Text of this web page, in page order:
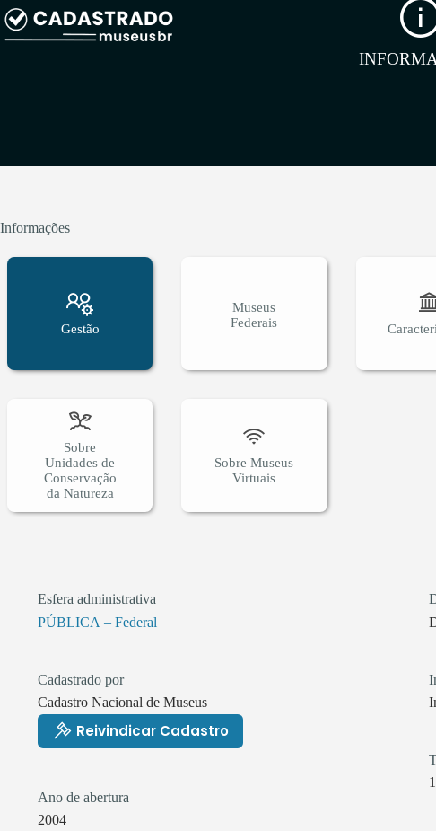
Informações
Gestão
Esfera administrativa
PÚBLICA – Federal
Cadastrado por
Cadastro Nacional de Museus
Reivindicar Cadastro
Ano de abertura
2004
Museus
Federais
Sobre
Unidades de
Conservação
da Natureza
Sobre Museus
Virtuais